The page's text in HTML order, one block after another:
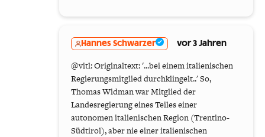
Hannes Schwarzer vor 3 Jahren
@vitl: Originaltext: '...bei einem italienischen
Regierungsmitglied durchklingelt..' So,
Thomas Widman war Mitglied der
Landesregierung eines Teiles einer
autonomen italienischen Region (Trentino-
Südtirol), aber nie einer italienischen